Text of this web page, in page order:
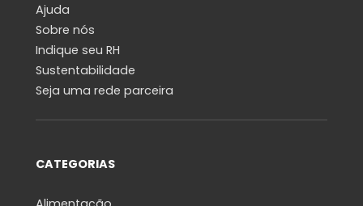
Ajuda
Sobre nós
Indique seu RH
Sustentabilidade
Seja uma rede parceira
CATEGORIAS